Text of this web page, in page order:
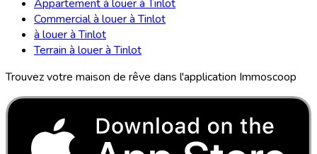
Appartement à louer à Tinlot
Commercial à louer à Tinlot
à louer à Tinlot
Terrain à louer à Tinlot
Trouvez votre maison de rêve dans l'application Immoscoop